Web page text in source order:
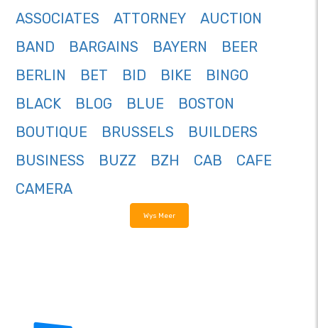
ASSOCIATES
ATTORNEY
AUCTION
BAND
BARGAINS BAYERN
BEER
BERLIN
BET BID BIKE
BINGO
BLACK
BLOG BLUE
BOSTON
BOUTIQUE
BRUSSELS
BUILDERS
BUSINESS
BUZZ BZH CAB
CAFE
CAMERA
Wys Meer